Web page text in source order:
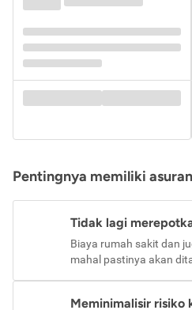
Pentingnya memiliki
Tidak lagi
Biaya rumah sakit dan
mahal pastinya akan
Meminimalisir risiko